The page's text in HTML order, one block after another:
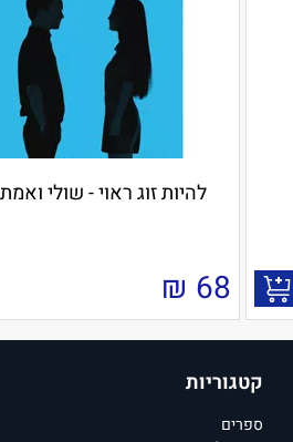
להיות זוג ראוי - שולי
68
₪
קטגוריות
ספרים